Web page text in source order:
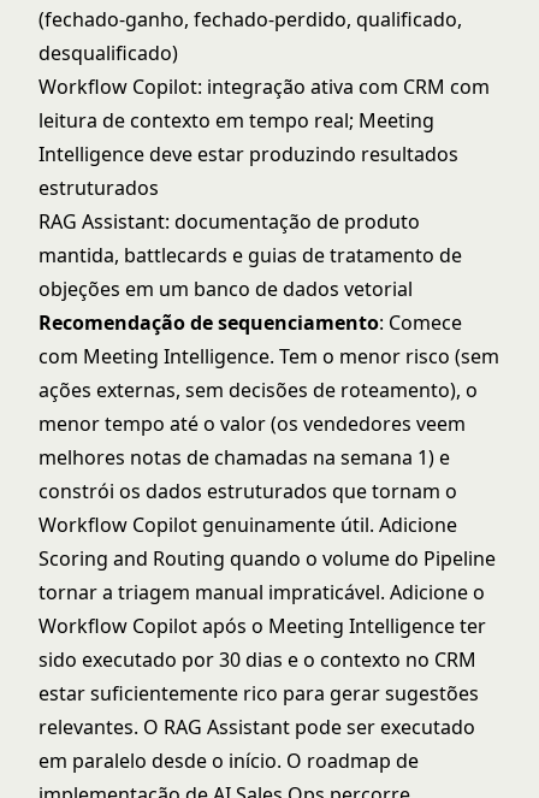
(fechado-ganho, fechado-perdido, qualificado,
desqualificado)
Workflow Copilot: integração ativa com CRM com
leitura de contexto em tempo real; Meeting
Intelligence deve estar produzindo resultados
estruturados
RAG Assistant: documentação de produto
mantida, battlecards e guias de tratamento de
objeções em um banco de dados vetorial
Recomendação de sequenciamento: Comece
com Meeting Intelligence. Tem o menor risco (sem
ações externas, sem decisões de roteamento), o
menor tempo até o valor (os vendedores veem
melhores notas de chamadas na semana 1) e
constrói os dados estruturados que tornam o
Workflow Copilot genuinamente útil. Adicione
Scoring and Routing quando o volume do Pipeline
tornar a triagem manual impraticável. Adicione o
Workflow Copilot após o Meeting Intelligence ter
sido executado por 30 dias e o contexto no CRM
estar suficientemente rico para gerar sugestões
relevantes. O RAG Assistant pode ser executado
em paralelo desde o início. O roadmap de